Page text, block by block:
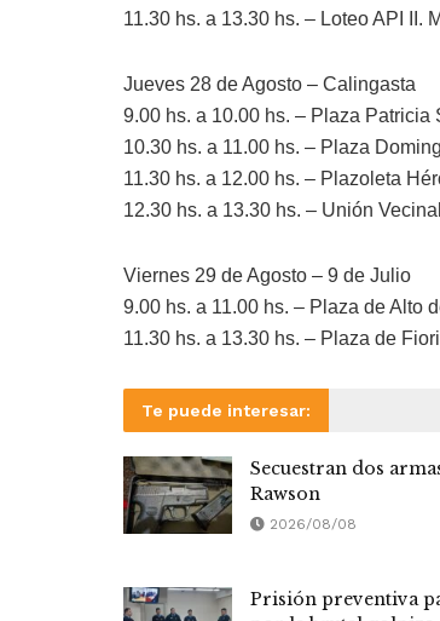
11.30 hs. a 13.30 hs. – Loteo API II.
Jueves 28 de Agosto – Calingasta
9.00 hs. a 10.00 hs. – Plaza
10.30 hs. a 11.00 hs. – Plaza
11.30 hs. a 12.00 hs. – Plazoleta
12.30 hs. a 13.30 hs. – Unión
Viernes 29 de Agosto – 9 de Julio
9.00 hs. a 11.00 hs. – Plaza de Alto
11.30 hs. a 13.30 hs. – Plaza de
Te puede interesar:
Secuestran dos
Rawson
2026/08/08
Prisión preventiva